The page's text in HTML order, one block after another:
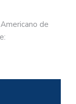
de